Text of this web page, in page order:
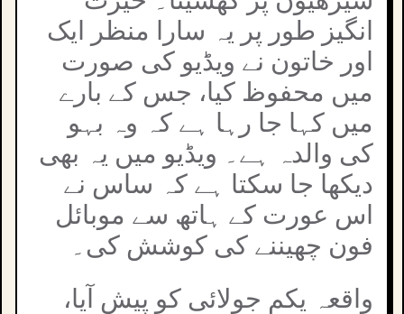
انگیز طور پر یہ سارا منظر ایک
اور خاتون نے ویڈیو کی صورت
میں محفوظ کیا، جس کے بارے
میں کہا جا رہا ہے کہ وہ بہو
کی والدہ ہے۔ ویڈیو میں یہ بھی
دیکھا جا سکتا ہے کہ ساس نے
اس عورت کے ہاتھ سے موبائل
فون چھیننے کی کوشش کی۔
واقعہ یکم جولائی کو پیش آیا،